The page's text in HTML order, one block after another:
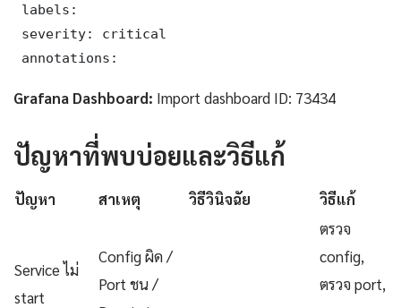
labels:
severity: critical
annotations:
Grafana Dashboard: Import dashboard ID: 73434
ปัญหาที่พบบ่อยและวิธีแก้
ปัญหา สาเหตุ วิธีวินิจฉัย วิธีแก้
Service ไม่
start
Config ผิด /
Port ชน /
ตรวจ
config,
ตรวจ port,